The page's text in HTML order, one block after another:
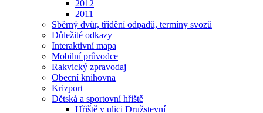
2012
2011
Sběrný dvůr, třídění odpadů, termíny svozů
Důležité odkazy
Interaktivní mapa
Mobilní průvodce
Rakvický zpravodaj
Obecní knihovna
Krizport
Dětská a sportovní hřiště
Hřiště v ulici Družstevní